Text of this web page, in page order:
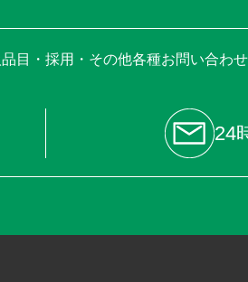
目・採用・その他各種お問い合わせ
24